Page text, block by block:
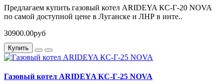
Предлагаем купить газовый котел ARIDEYA КС-Г-20 NOVA
по самой доступной цене в Луганске и ЛНР в инте..
30900.00руб
Купить
Газовый котел ARIDEYA КС-Г-25 NOVA